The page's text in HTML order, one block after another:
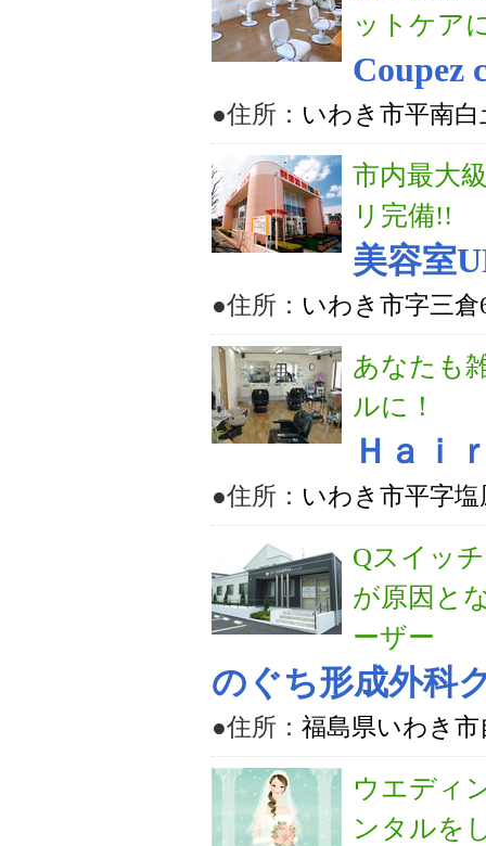
ットケア
●住所： いわき市平南
市内最大
リ完備!!
美容室
●住所： いわき市字三倉
あなたも
ルに！
Ｈａｉ
●住所： いわき市平字塩
Qスイッ
が原因と
ーザー
のぐち形成外科
●住所： 福島県いわき市
ウエディ
ンタルを